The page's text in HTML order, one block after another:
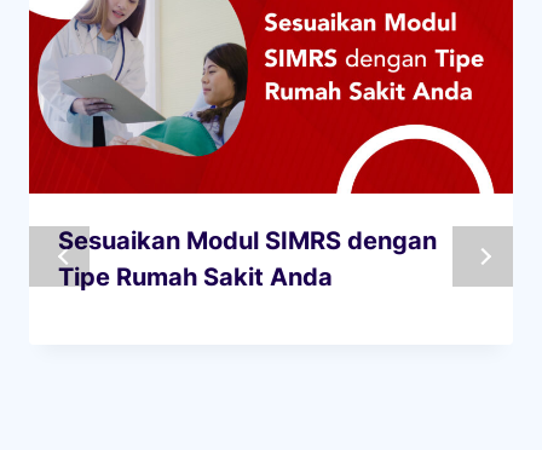
Sesuaikan Modul SIMRS dengan
Tipe Rumah Sakit Anda